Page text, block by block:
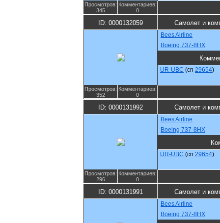
Просмотров:
345
Комментариев:
0
ID: 0000132059 Самолет и
Bees Airline
Boeing 737-8HX
UR-UBC (cn 29654)
Просмотров:
352
Комментариев:
0
ID: 0000131992 Самолет и
Bees Airline
Boeing 737-8HX
UR-UBC (cn 29654)
Просмотров:
296
Комментариев:
0
ID: 0000131991 Самолет и
Bees Airline
Boeing 737-8HX